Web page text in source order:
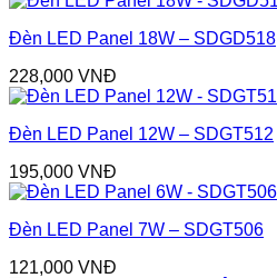
Đèn LED Panel 18W – SDGD518
228,000 VNĐ
Đèn LED Panel 12W – SDGT512
195,000 VNĐ
Đèn LED Panel 7W – SDGT506
121,000 VNĐ